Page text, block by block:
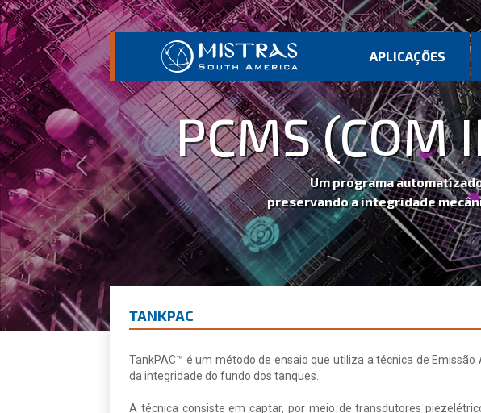
PCMS (COM
Um programa
preservando a integridade
Previous
APLICAÇÕES
TANKPAC
TankPAC™ é um método de ensaio que utiliza a técnica de
da integridade do fundo dos tanques.
A técnica consiste em captar, por meio de transdutores